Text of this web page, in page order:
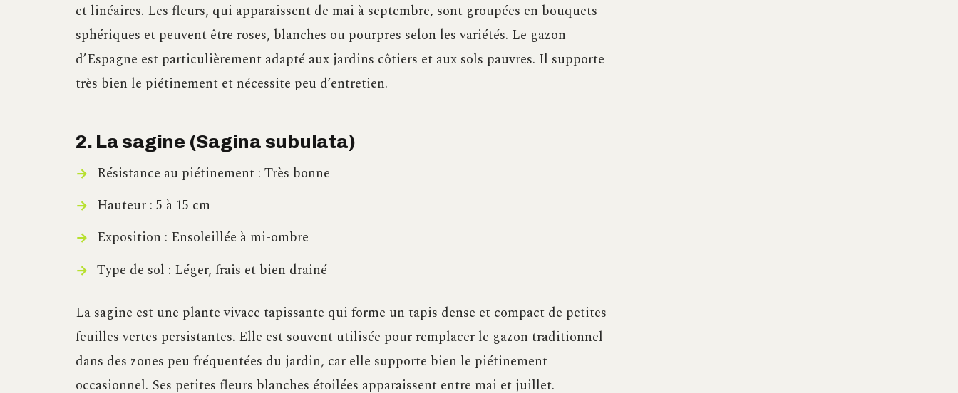
et linéaires. Les fleurs, qui apparaissent de mai à septembre, sont groupées en bouquets
sphériques et peuvent être roses, blanches ou pourpres selon les variétés. Le gazon
d’Espagne est particulièrement adapté aux jardins côtiers et aux sols pauvres. Il supporte
très bien le piétinement et nécessite peu d’entretien.
2. La sagine (Sagina subulata)
Résistance au piétinement : Très bonne
Hauteur : 5 à 15 cm
Exposition : Ensoleillée à mi-ombre
Type de sol : Léger, frais et bien drainé
La sagine est une plante vivace tapissante qui forme un tapis dense et compact de petites
feuilles vertes persistantes. Elle est souvent utilisée pour remplacer le gazon traditionnel
dans des zones peu fréquentées du jardin, car elle supporte bien le piétinement
occasionnel. Ses petites fleurs blanches étoilées apparaissent entre mai et juillet.